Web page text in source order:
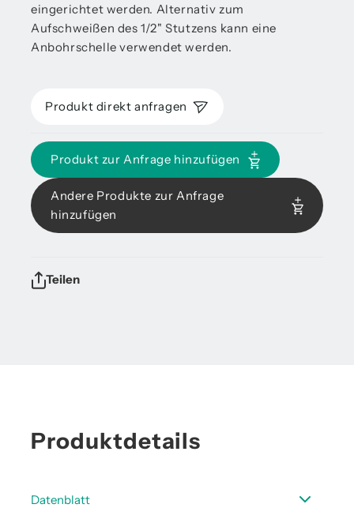
eingerichtet werden. Alternativ zum
Aufschweißen des 1/2" Stutzens kann eine
Anbohrschelle verwendet werden.
Produkt direkt anfragen
Produkt zur Anfrage hinzufügen
Andere Produkte zur Anfrage
hinzufügen
Teilen
Produktdetails
Datenblatt